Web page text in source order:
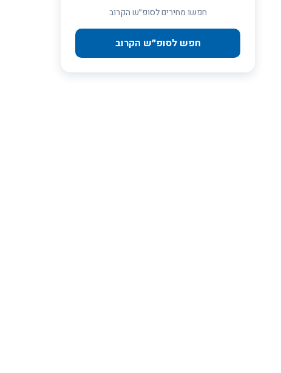
חפשו מחירים לסופ״ש הקרוב
חפש לסופ״ש הקרוב